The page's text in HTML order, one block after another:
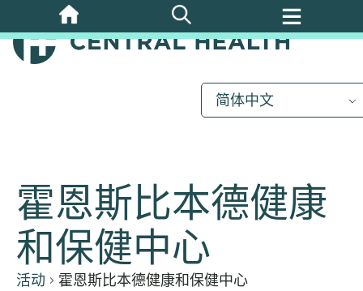
至
主
简体中文
霍恩斯比本德健康
和保健中心
活动 霍恩斯比本德健康和保健中心